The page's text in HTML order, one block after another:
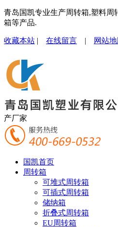
青岛国凯专业生产周转箱,塑料周
箱等产品.
收藏本站 | 在线留言 | 网站地
产厂家
国凯首页
周转箱
可堆式周转箱
可插式周转箱
储纳箱
折叠式周转箱
EU周转箱